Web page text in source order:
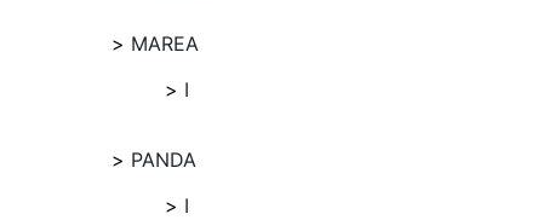
MAREA
I
PANDA
I